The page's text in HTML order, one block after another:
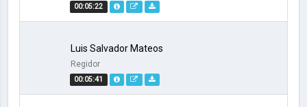
00:05:22
00:05:41
Luis Salvador Mateos
Regidor